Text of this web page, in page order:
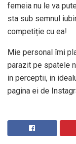
femeia nu le va
sta sub semnul
competiție cu ea!
Mie personal îmi
parazit pe spatele
in perceptii, in
pagina ei de